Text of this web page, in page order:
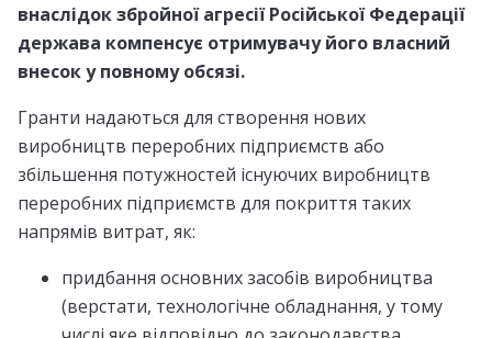
внаслідок збройної агресії Російської Федерації
держава компенсує отримувачу його власний
внесок у повному обсязі.
Гранти надаються для створення нових
виробництв переробних підприємств або
збільшення потужностей існуючих виробництв
переробних підприємств для покриття таких
напрямів витрат, як:
придбання основних засобів виробництва
(верстати, технологічне обладнання, у тому